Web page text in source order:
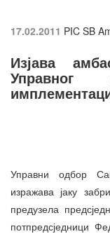
17.02.2011 PIC SB
Изјава
Управни одбор
изражава јаку
предузела
потпредсједници